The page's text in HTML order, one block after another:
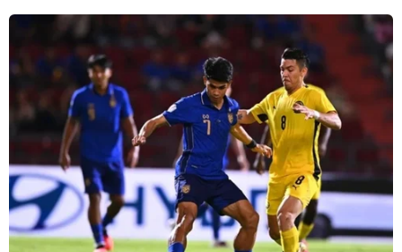
Messi là ứng cử viên số 1 cho giải Cầu thủ
xuất sắc nhất năm của FIFA
09/01/2022 10:57